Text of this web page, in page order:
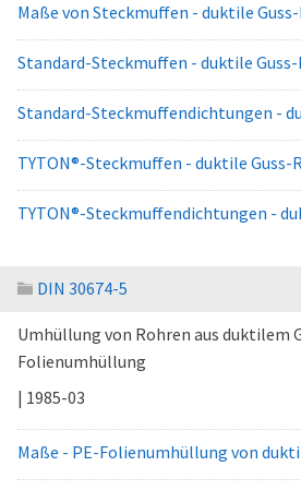
Maße von Steckmuffen - duktile
Standard-Steckmuffen - duktile
Standard-Steckmuffendichtungen -
TYTON®-Steckmuffen - duktile Guss-
TYTON®-Steckmuffendichtungen -
DIN 30674-5
Umhüllung von Rohren aus duktilem
Folienumhüllung
| 1985-03
Maße - PE-Folienumhüllung von